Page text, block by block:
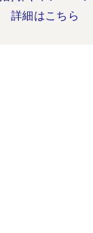
詳細はこちら